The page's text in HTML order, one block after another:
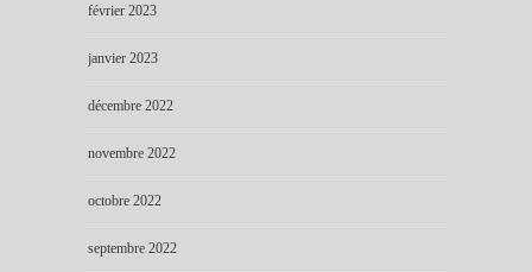
février 2023
janvier 2023
décembre 2022
novembre 2022
octobre 2022
septembre 2022